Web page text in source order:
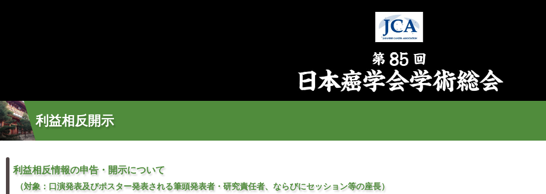
利益相反開示
利益相反情報の申告・開示について
（対象：口演発表及びポスター発表される筆頭発表者・研究責任者、ならびにセッション等の座長）